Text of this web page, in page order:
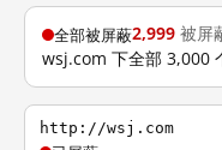
全部被屏蔽2,999 被屏
wsj.com 下全部 3,000
http://wsj.com